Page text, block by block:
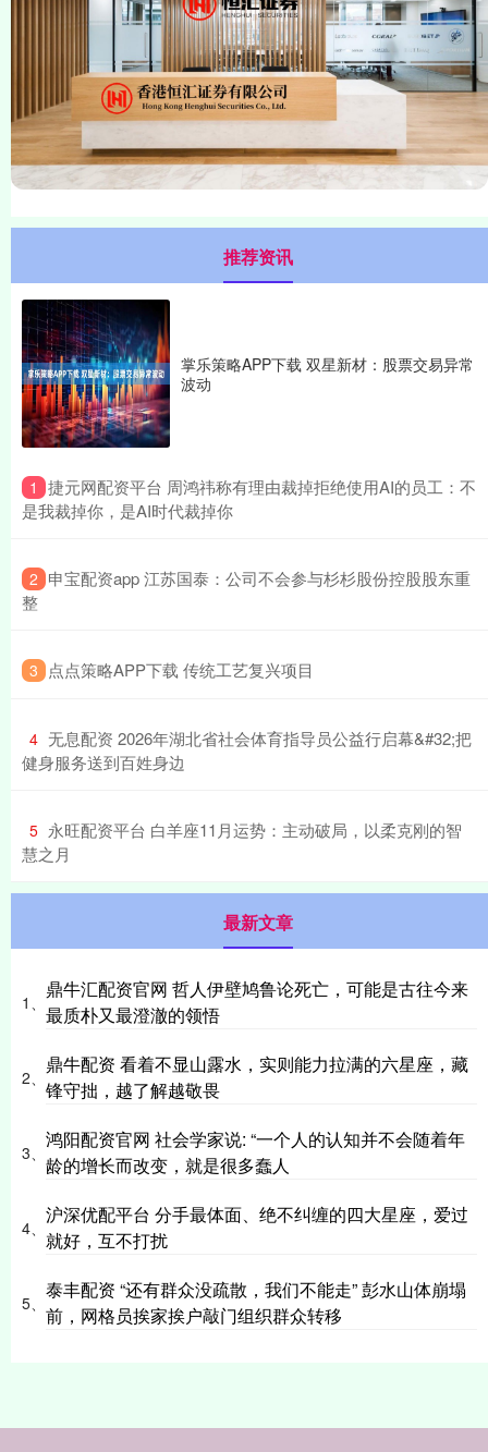
推荐资讯
掌乐策略APP下载 双星新材：股票交易异常
波动
1 ​捷元网配资平台 周鸿祎称有理由裁掉拒绝使用AI的员工：不
是我裁掉你，是AI时代裁掉你
2 ​申宝配资app 江苏国泰：公司不会参与杉杉股份控股股东重
整
3 ​点点策略APP下载 传统工艺复兴项目
4 ​无息配资 2026年湖北省社会体育指导员公益行启幕&#32;把
健身服务送到百姓身边
5 ​永旺配资平台 白羊座11月运势：主动破局，以柔克刚的智
慧之月
最新文章
1、
鼎牛汇配资官网 哲人伊壁鸠鲁论死亡，可能是古往今来
最质朴又最澄澈的领悟
2、
鼎牛配资 看着不显山露水，实则能力拉满的六星座，藏
锋守拙，越了解越敬畏
3、
鸿阳配资官网 社会学家说: “一个人的认知并不会随着年
龄的增长而改变，就是很多蠢人
4、
沪深优配平台 分手最体面、绝不纠缠的四大星座，爱过
就好，互不打扰
5、
泰丰配资 “还有群众没疏散，我们不能走” 彭水山体崩塌
前，网格员挨家挨户敲门组织群众转移